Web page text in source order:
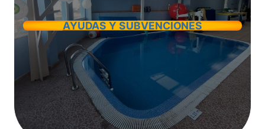
AYUDAS Y SUBVENCIONES